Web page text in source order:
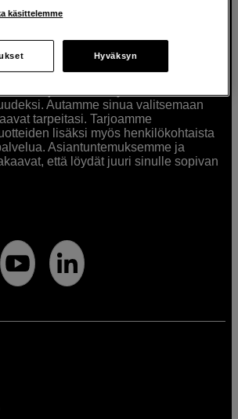
Photolla jo yli 40 vuoden ajan
äänen, videokuvauksen ja
Palvelemme myös elokuvan,
Autamme sinua valitsemaan
tarpeitasi. Tarjoamme
lisäksi myös henkilökohtaista
Asiantuntemuksemme ja
että löydät juuri sinulle sopivan
käsittelemme
Hyväksyn